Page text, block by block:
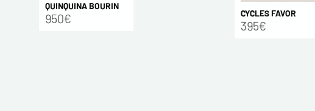
QUINQUINA BOURIN
950€ CYCLES FAVOR
395€